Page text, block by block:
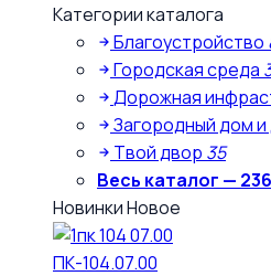
Категории каталога
Благоустройство
Городская среда
Дорожная
Загородный дом и
Твой двор 35
Весь каталог —
НовинкиНовое
ПК-104.07.00